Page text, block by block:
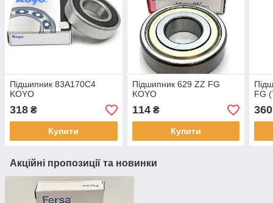
Підшипник 83A170C4
KOYO
318 ₴
Купити
Підшипник 629 ZZ FG
KOYO
114₴
Купити
FG
360
Акційні пропозиції та новинки